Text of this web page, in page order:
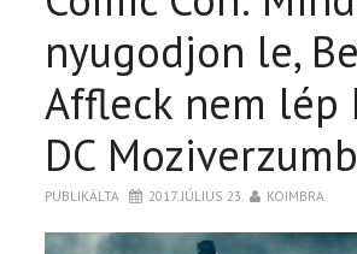
nyugodjon le,
Affleck nem lép
DC
PUBLIKÁLTA 2017. JÚLIUS 23. KOIMBRA